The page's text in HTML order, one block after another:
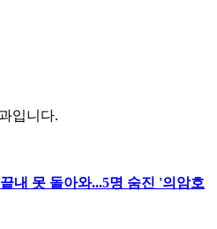
입니다.
내 못 돌아와...5명 숨진 '의암호